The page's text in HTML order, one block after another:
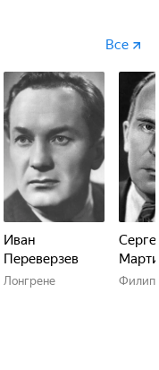
Все
Иван
Переверзев
Лонгрене